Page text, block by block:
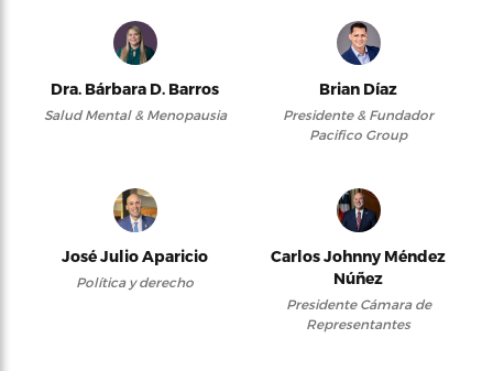
Dra. Bárbara D. Barros
Salud Mental & Menopausia
Brian Díaz
Presidente & Fundador
Pacifico Group
José Julio Aparicio
Política y derecho
Carlos Johnny Méndez
Núñez
Presidente Cámara de
Representantes